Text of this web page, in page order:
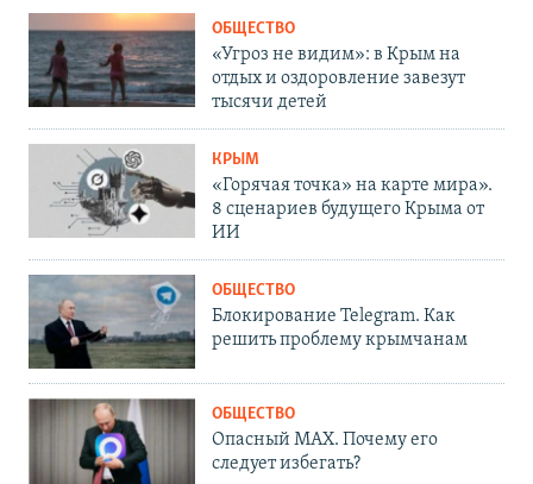
ОБЩЕСТВО
«Угроз не видим»: в Крым на
отдых и оздоровление завезут
тысячи детей
КРЫМ
«Горячая точка» на карте мира».
8 сценариев будущего Крыма от
ИИ
ОБЩЕСТВО
Блокирование Telegram. Как
решить проблему крымчанам
ОБЩЕСТВО
Опасный MAX. Почему его
следует избегать?